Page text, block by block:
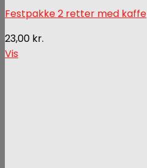
Festpakke 2 retter med kaffe
23,00 kr.
Vis